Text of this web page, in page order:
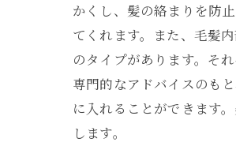
かくし、髪の絡まりを防
てくれます。また、毛髪
のタイプがあります。そ
専門的なアドバイスのも
に入れることができます
します。